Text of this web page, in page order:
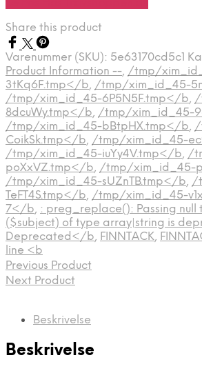
Share this product
Varenummer (SKU): 5e63170cd5c1
Product Information --, /tmp/
3tKq6F.tmp</b, /tmp/xim_id_45-
/tmp/xim_id_45-6P5N5F.tmp</b, /
8dcuWy.tmp</b, /tmp/xim_id_45-
/tmp/xim_id_45-bBtpHX.tmp</b, /
CoikSk.tmp</b, /tmp/xim_id_45-
/tmp/xim_id_45-iuYy4V.tmp</b, /
poXxVZ.tmp</b, /tmp/xim_id_45-
/tmp/xim_id_45-sUZnTB.tmp</b, /
TeFT4S.tmp</b, /tmp/xim_id_45-
7</b, : preg_replace(): Passing
($subject) of type array|string is
Deprecated</b, FINNTACK,
line <b
Previous Product
Next Product
Beskrivelse
Beskrivelse